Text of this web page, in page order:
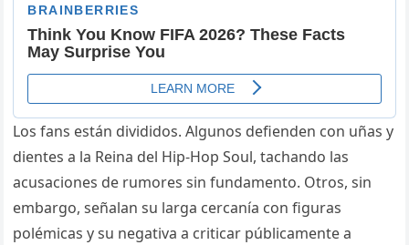
Los fans están divididos. Algunos defienden con uñas y
dientes a la Reina del Hip-Hop Soul, tachando las
acusaciones de rumores sin fundamento. Otros, sin
embargo, señalan su larga cercanía con figuras
polémicas y su negativa a criticar públicamente a